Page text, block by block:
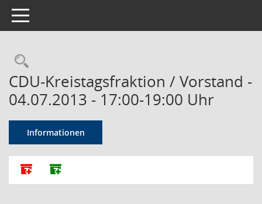
Toggle navigation
Rechercheauswahl
CDU-Kreistagsfraktion / Vorstand -
04.07.2013 - 17:00-19:00 Uhr
Informationen
Alle Dokumente zu dieser Sitzung zusammenfassen
Dokumente ohne Anlagen zusammenfassen